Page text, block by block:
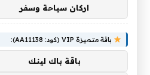
اركان سياحة وسفر
باقة متميزة VIP (كود: AA11138):
باقة باك لينك